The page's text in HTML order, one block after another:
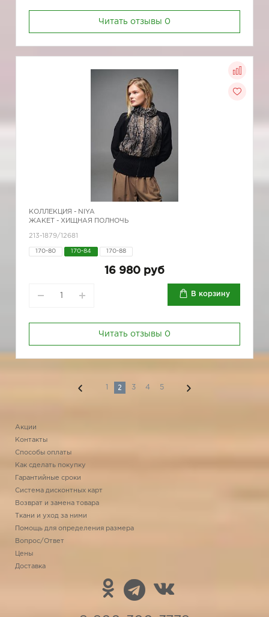
Читать отзывы 0
КОЛЛЕКЦИЯ - NIYA
ЖАКЕТ - ХИЩНАЯ ПОЛНОЧЬ
213-1879/12681
170-80 170-84 170-88
16 980 руб
В корзину
Читать отзывы 0
1 2 3 4 5
Акции
Контакты
Способы оплаты
Как сделать покупку
Гарантийные сроки
Система дисконтных карт
Возврат и замена товара
Ткани и уход за ними
Помощь для определения размера
Вопрос/Ответ
Цены
Доставка